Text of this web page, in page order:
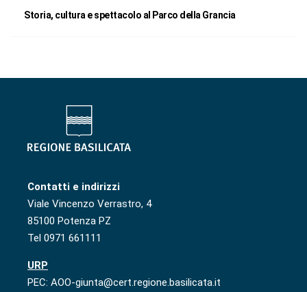
Storia, cultura e spettacolo al Parco della Grancia
Contatti e indirizzi
Viale Vincenzo Verrastro, 4
85100 Potenza PZ
Tel 0971 661111
URP
PEC: AOO-giunta@cert.regione.basilicata.it